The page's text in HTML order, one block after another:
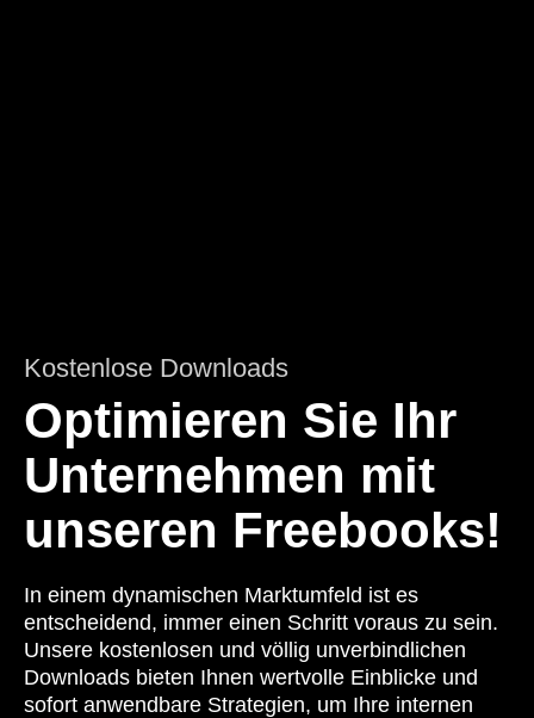
Kostenlose Downloads
Optimieren Sie Ihr
Unternehmen mit
unseren Freebooks!
In einem dynamischen Marktumfeld ist es
entscheidend, immer einen Schritt voraus zu sein.
Unsere kostenlosen und völlig unverbindlichen
Downloads bieten Ihnen wertvolle Einblicke und
sofort anwendbare Strategien, um Ihre internen